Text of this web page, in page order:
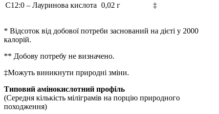
C12:0 – Лауринова кислота 0,02 г ‡
* Відсоток від добової потреби заснований на дієті у 2000
калорій.
** Добову потребу не визначено.
‡Можуть виникнути природні зміни.
Типовий амінокислотний профіль
(Середня кількість міліграмів на порцію природного
походження)